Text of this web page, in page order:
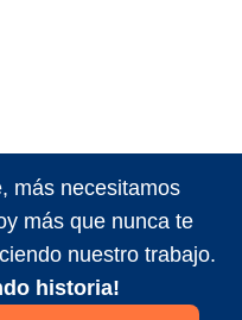
más necesitamos
más que nunca te
nuestro trabajo.
historia!